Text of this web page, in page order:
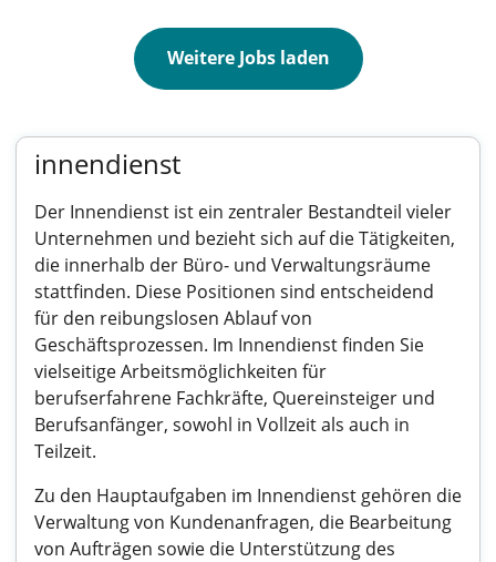
Weitere Jobs laden
innendienst
Der Innendienst ist ein zentraler Bestandteil vieler
Unternehmen und bezieht sich auf die Tätigkeiten,
die innerhalb der Büro- und Verwaltungsräume
stattfinden. Diese Positionen sind entscheidend
für den reibungslosen Ablauf von
Geschäftsprozessen. Im Innendienst finden Sie
vielseitige Arbeitsmöglichkeiten für
berufserfahrene Fachkräfte, Quereinsteiger und
Berufsanfänger, sowohl in Vollzeit als auch in
Teilzeit.
Zu den Hauptaufgaben im Innendienst gehören die
Verwaltung von Kundenanfragen, die Bearbeitung
von Aufträgen sowie die Unterstützung des